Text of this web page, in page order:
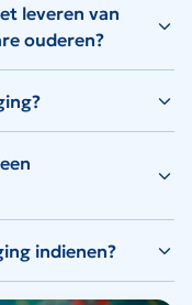
leveren van
ouderen?
indienen?